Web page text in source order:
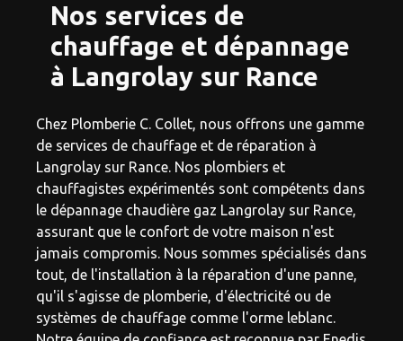
Nos services de
chauffage et dépannage
à Langrolay sur Rance
Chez Plomberie C. Collet, nous offrons une gamme
de services de chauffage et de réparation à
Langrolay sur Rance. Nos plombiers et
chauffagistes expérimentés sont compétents dans
le dépannage chaudière gaz Langrolay sur Rance,
assurant que le confort de votre maison n'est
jamais compromis. Nous sommes spécialisés dans
tout, de l'installation à la réparation d'une panne,
qu'il s'agisse de plomberie, d'électricité ou de
systèmes de chauffage comme l'orme leblanc.